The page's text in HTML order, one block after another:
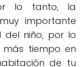
lo tanto, la
importante
niño, por lo
tiempo en
de tu